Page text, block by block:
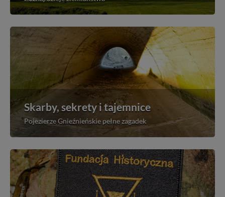
Skarby, sekrety i tajemnice
Pojezierze Gnieźnieńskie pełne zagadek